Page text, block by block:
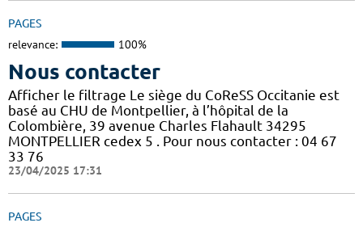
PAGES
relevance: 100%
Nous contacter
Afficher le filtrage Le siège du CoReSS Occitanie est
basé au CHU de Montpellier, à l’hôpital de la
Colombière, 39 avenue Charles Flahault 34295
MONTPELLIER cedex 5 . Pour nous contacter : 04 67
33 76
23/04/2025 17:31
PAGES